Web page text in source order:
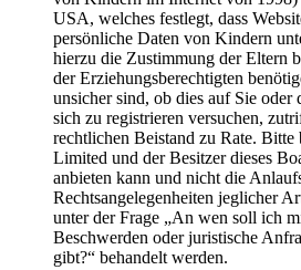
USA, welches festlegt, dass
persönliche Daten von Kindern
hierzu die Zustimmung der Eltern
der Erziehungsberechtigten
unsicher sind, ob dies auf Sie oder
sich zu registrieren versuchen,
rechtlichen Beistand zu Rate. Bitte
Limited und der Besitzer dieses
anbieten kann und nicht die
Rechtsangelegenheiten jeglicher
unter der Frage „An wen soll ich
Beschwerden oder juristische
gibt?“ behandelt werden.